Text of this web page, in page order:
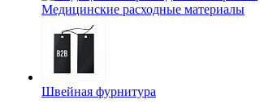
Медицинские расходные материалы
Швейная фурнитура